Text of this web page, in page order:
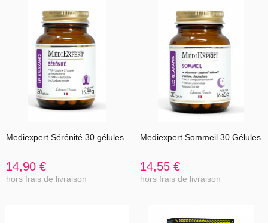
Mediexpert Sérénité 30 gélules
14,90 €
hors frais de livraison
Mediexpert Sommeil 30 Gélules
14,55 €
hors frais de livraison